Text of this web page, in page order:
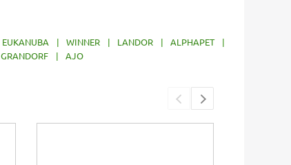
EUKANUBA WINNER LANDOR ALPHAPET
GRANDORF AJO